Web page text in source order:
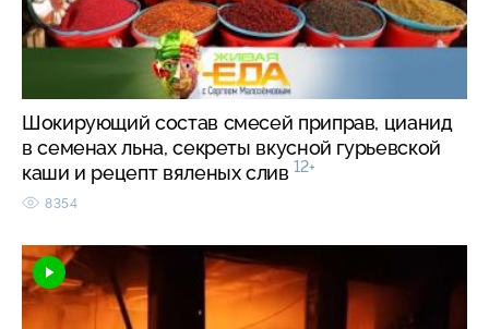
Шокирующий состав смесей приправ, цианид
в семенах льна, секреты вкусной гурьевской
каши и рецепт вяленых слив 12+
8354